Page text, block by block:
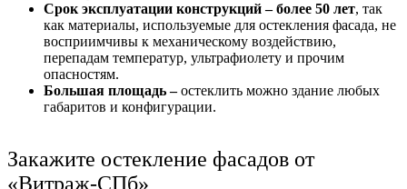
Срок эксплуатации конструкций – более 50 лет, так
как материалы, используемые для остекления фасада, не
восприимчивы к механическому воздействию,
перепадам температур, ультрафиолету и прочим
опасностям.
Большая площадь –остеклить можно здание любых
габаритов и конфигурации.
Закажите остекление фасадов от
«Витраж-СПб»